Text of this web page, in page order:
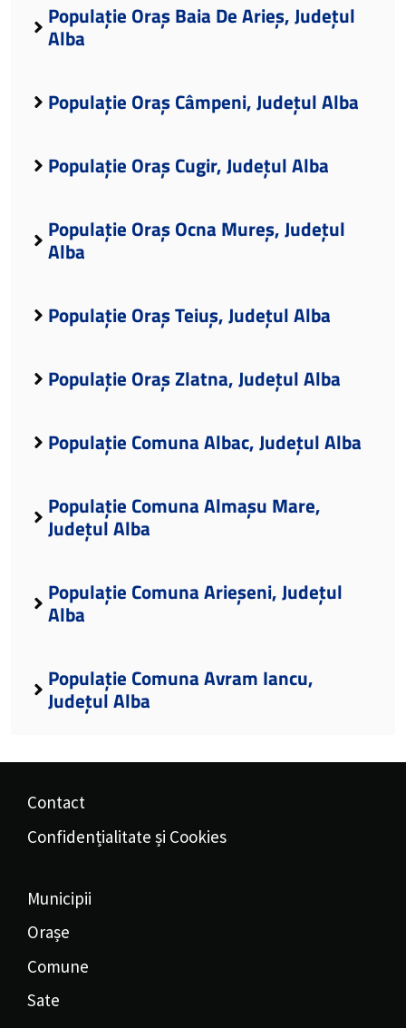
Populație Oraș Baia De Arieș, Județul
Alba
Populație Oraș Câmpeni, Județul Alba
Populație Oraș Cugir, Județul Alba
Populație Oraș Ocna Mureș, Județul
Alba
Populație Oraș Teiuș, Județul Alba
Populație Oraș Zlatna, Județul Alba
Populație Comuna Albac, Județul Alba
Populație Comuna Almașu Mare,
Județul Alba
Populație Comuna Arieșeni, Județul
Alba
Populație Comuna Avram Iancu,
Județul Alba
Contact
Confidențialitate și Cookies
Municipii
Orașe
Comune
Sate